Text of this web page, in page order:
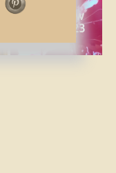
Koodshow
07/10/2023